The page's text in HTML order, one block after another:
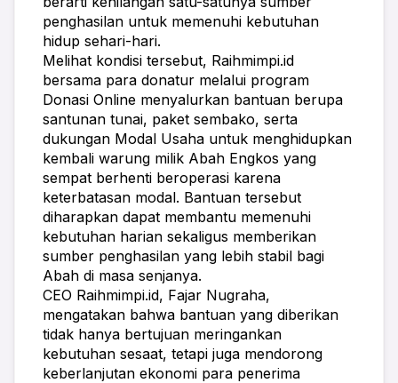
penghasilan untuk memenuhi kebutuhan
hidup sehari-hari.
Melihat kondisi tersebut, Raihmimpi.id
bersama para donatur melalui program
Donasi Online menyalurkan bantuan berupa
santunan tunai, paket sembako, serta
dukungan Modal Usaha untuk menghidupkan
kembali warung milik Abah Engkos yang
sempat berhenti beroperasi karena
keterbatasan modal. Bantuan tersebut
diharapkan dapat membantu memenuhi
kebutuhan harian sekaligus memberikan
sumber penghasilan yang lebih stabil bagi
Abah di masa senjanya.
CEO Raihmimpi.id, Fajar Nugraha,
mengatakan bahwa bantuan yang diberikan
tidak hanya bertujuan meringankan
kebutuhan sesaat, tetapi juga mendorong
keberlanjutan ekonomi para penerima